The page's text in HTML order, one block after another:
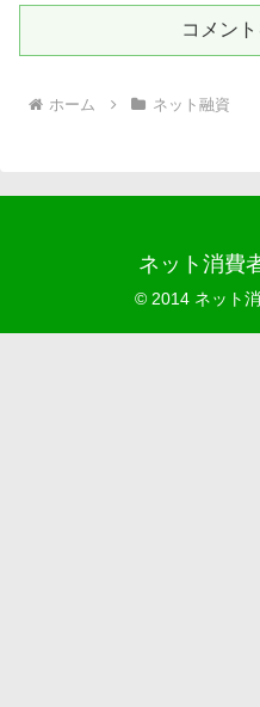
コメン
ホーム ネット融資
ネット消費
© 2014 ネット